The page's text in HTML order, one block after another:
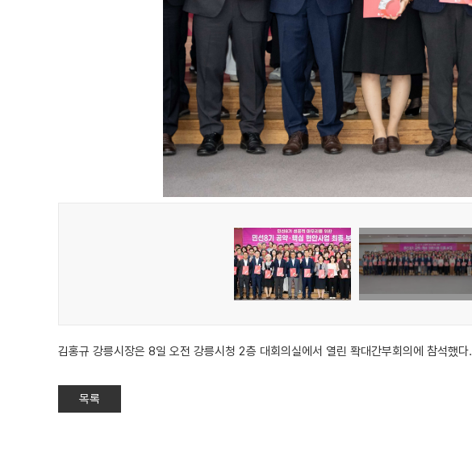
김홍규 강릉시장은 8일 오전 강릉시청 2층 대회의실에서 열린 확대간부회의에 참석했다.
목록